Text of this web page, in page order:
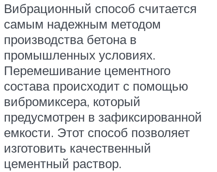
Вибрационный способ считается
самым надежным методом
производства бетона в
промышленных условиях.
Перемешивание цементного
состава происходит с помощью
вибромиксера, который
предусмотрен в зафиксированной
емкости. Этот способ позволяет
изготовить качественный
цементный раствор.